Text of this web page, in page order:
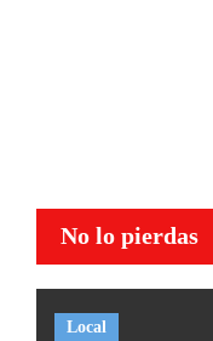
No lo pierdas
Local